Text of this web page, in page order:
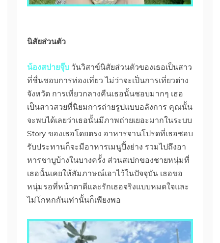
นิสัยส่วนตัว
น้องสปายจุ๊บ วันวิสาข์นิสัยส่วนตัวของเธอเป็นสาว
ที่ชื่นชอบการท่องเที่ยว ไม่ว่าจะเป็นการเที่ยวต่าง
จังหวัด การเที่ยวกลางคืนเธอนั้นชอบมากๆ เธอ
เป็นสาวสวยที่นิยมการถ่ายรูปแบบอลังการ คุณนั้น
จะพบได้เลยว่าเธอนั้นมีภาพถ่ายเยอะมากในระบบ
Story ของเธอโดยตรง อาหารจานโปรดที่เธอชอบ
รับประทานก็จะมีอาหารเมนูปิ้งย่าง รวมไปถึงอา
หารชาบูบ้างในบางครั้ง ส่วนสเปกของชายหนุ่มที่
เธอนั้นเคยให้สัมภาษณ์เอาไว้ในปัจจุบัน เธอขอ
หนุ่มรอที่หน้าตาดีและรักเธอจริงแบบหมดใจและ
ไม่โกหกกันเท่านั้นก็เพียงพอ